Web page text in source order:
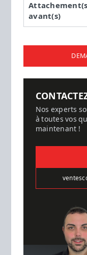
avant(s)
Nos experts
à toutes vos
maintenant !